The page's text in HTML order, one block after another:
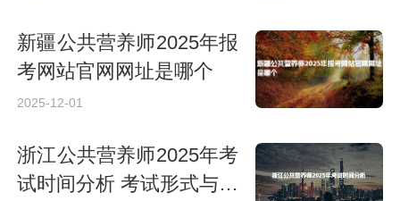
新疆公共营养师2025年报
考网站官网网址是哪个
2025-12-01
浙江公共营养师2025年考
试时间分析 考试形式与内